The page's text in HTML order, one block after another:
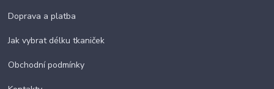
Doprava a platba
Jak vybrat délku tkaniček
Obchodní podmínky